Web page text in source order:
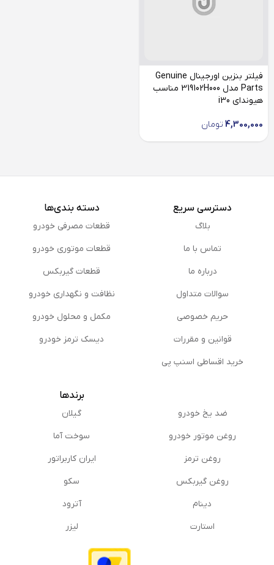
فیلتر بنزین اورجینال Genuine
Parts مدل 319102H000 مناسب
هیوندای i30
4,300,000 تومان
دسترسی سریع
بلاگ
تماس با ما
درباره ما
سوالات متداول
حریم خصوصی
قوانین و مقررات
خرید اقساطی اسنپ پی
دسته بندی‌ها
قطعات مصرفی خودرو
قطعات موتوری خودرو
قطعات گیربکس
نظافت و نگهداری خودرو
مكمل و محلول خودرو
دیسک ترمز خودرو
ضد یخ خودرو
روغن موتور خودرو
روغن ترمز
روغن گیربكس
دینام
استارت
برندها
گیلان
سوخت آما
ایران کاربراتور
سکو
آترود
لیزر